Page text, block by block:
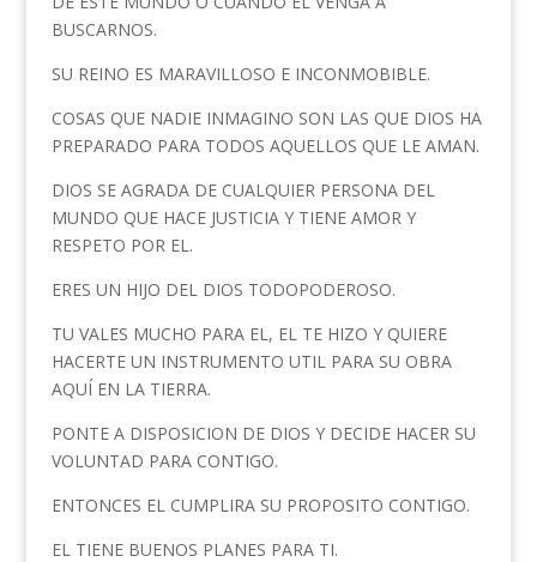
BUSCARNOS.
SU REINO ES MARAVILLOSO E INCONMOBIBLE.
COSAS QUE NADIE INMAGINO SON LAS QUE DIOS HA
PREPARADO PARA TODOS AQUELLOS QUE LE AMAN.
DIOS SE AGRADA DE CUALQUIER PERSONA DEL
MUNDO QUE HACE JUSTICIA Y TIENE AMOR Y
RESPETO POR EL.
ERES UN HIJO DEL DIOS TODOPODEROSO.
TU VALES MUCHO PARA EL, EL TE HIZO Y QUIERE
HACERTE UN INSTRUMENTO UTIL PARA SU OBRA
AQUÍ EN LA TIERRA.
PONTE A DISPOSICION DE DIOS Y DECIDE HACER SU
VOLUNTAD PARA CONTIGO.
ENTONCES EL CUMPLIRA SU PROPOSITO CONTIGO.
EL TIENE BUENOS PLANES PARA TI.